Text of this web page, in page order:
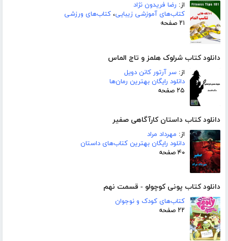
از: رضا فریدون نژاد
کتاب‌های آموزشی زیبایی، کتاب‌های ورزشی
۲۱ صفحه
دانلود کتاب شرلوک هلمز و تاج الماس
از: سر آرتور کانن دویل
دانلود رایگان بهترین رمان‌ها
۲۵ صفحه
دانلود کتاب داستان کارآگاهی صفیر
از: مهرداد مراد
دانلود رایگان بهترین کتاب‌های داستان
۴۰ صفحه
دانلود کتاب پونی کوچولو - قسمت نهم
کتاب‌های کودک و نوجوان
۲۲ صفحه